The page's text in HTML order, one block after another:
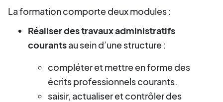
La formation comporte deux modules :
Réaliser des travaux administratifs
courantsau sein d’une structure :
compléter et mettre en forme des
écrits professionnels courants.
saisir, actualiser et contrôler des